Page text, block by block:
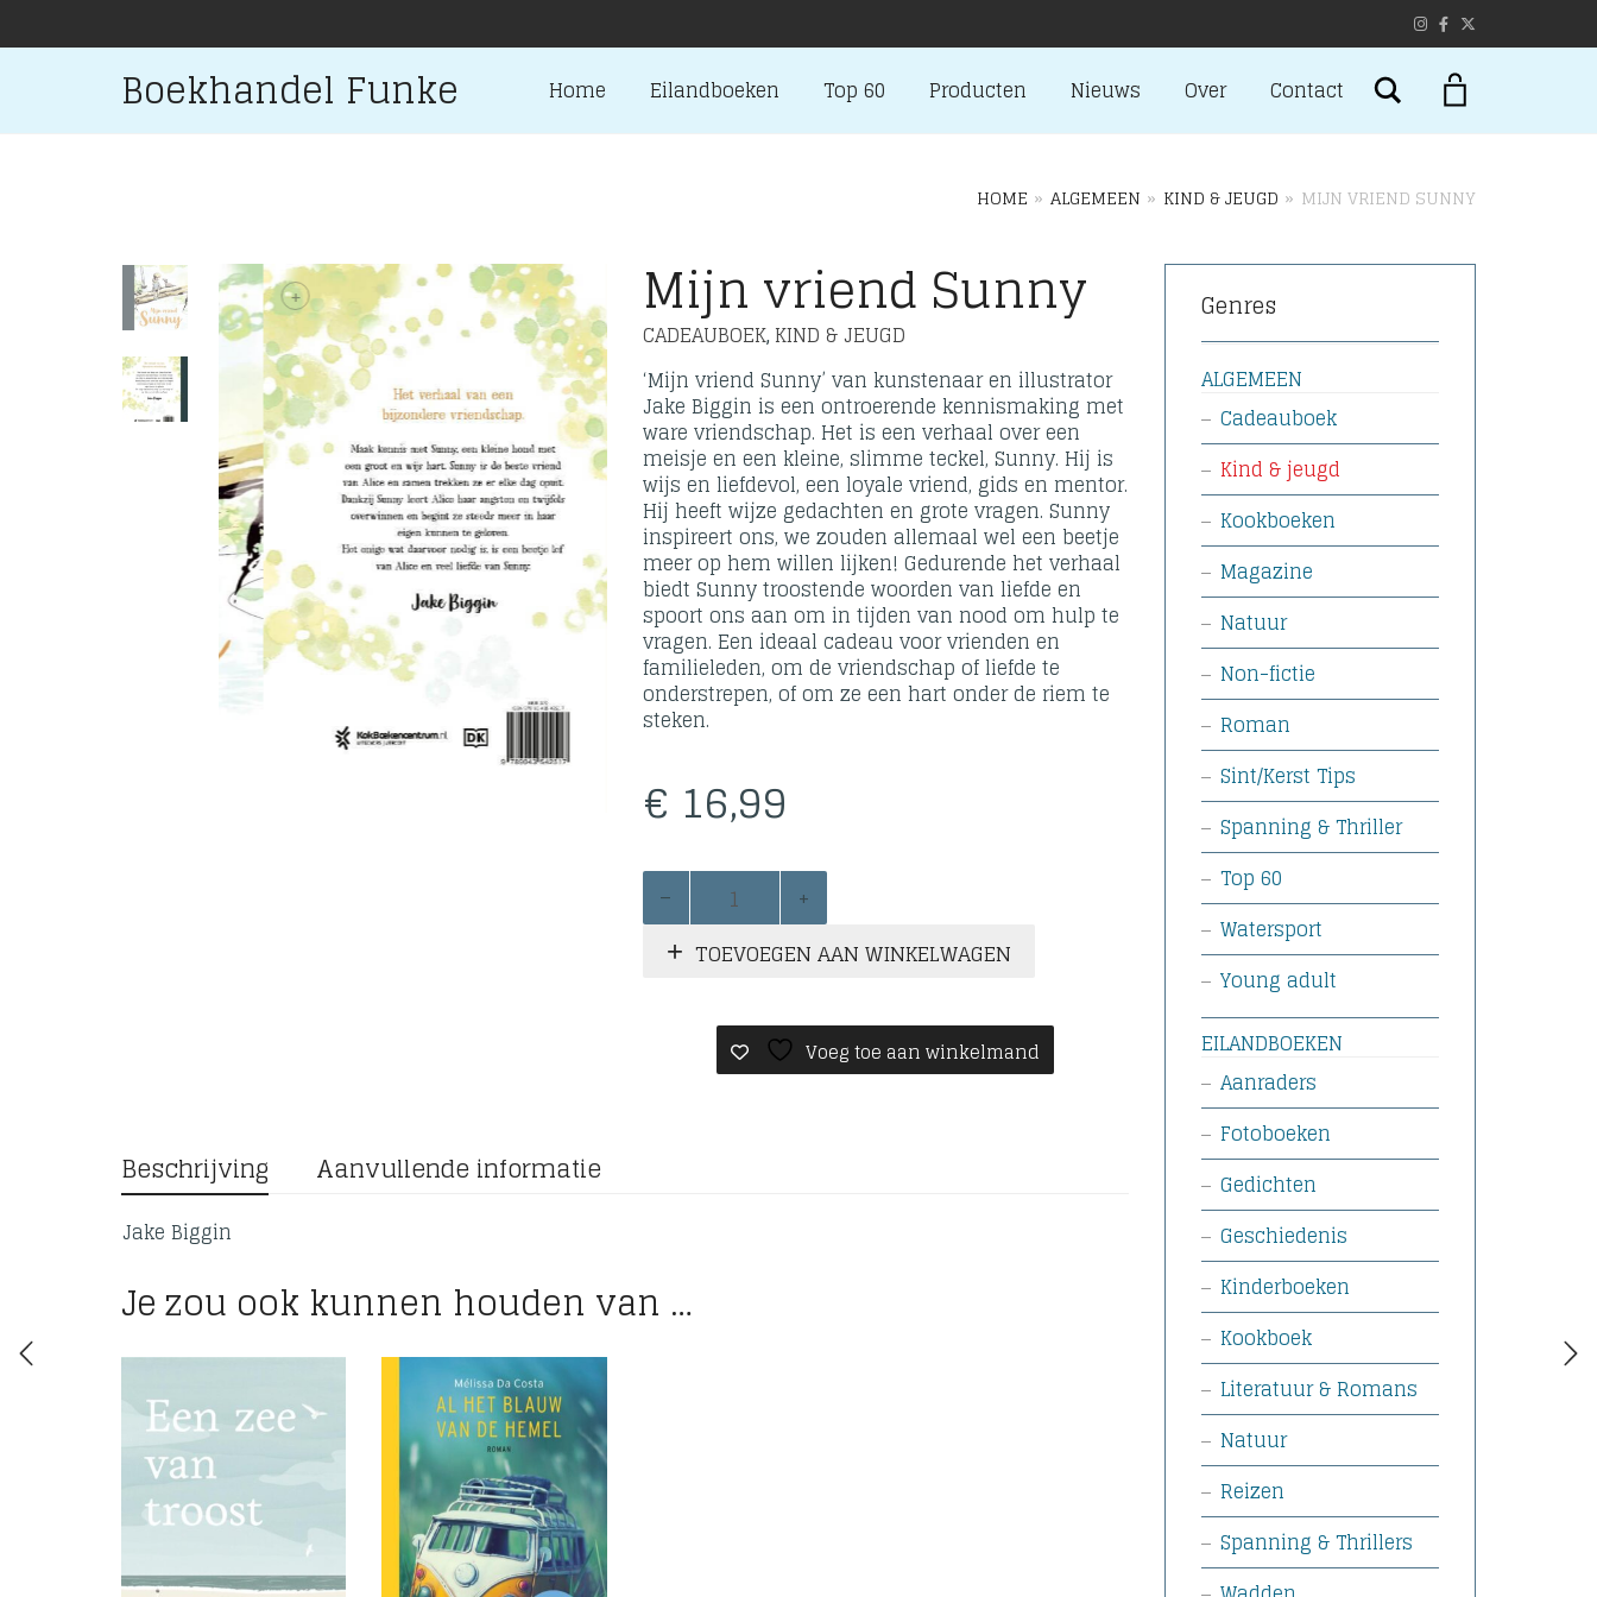
Boekhandel Funke Home Eilandboeken Top 60 Producten Nieuws Over Contact Search
HOME » ALGEMEEN » KIND & JEUGD » MIJN VRIEND SUNNY
+ Mijn vriend Sunny
CADEAUBOEK, KIND & JEUGD
‘Mijn vriend Sunny’ van kunstenaar en illustrator
Jake Biggin is een ontroerende kennismaking met
ware vriendschap. Het is een verhaal over een
meisje en een kleine, slimme teckel, Sunny. Hij is
wijs en liefdevol, een loyale vriend, gids en mentor.
Hij heeft wijze gedachten en grote vragen. Sunny
inspireert ons, we zouden allemaal wel een beetje
meer op hem willen lijken! Gedurende het verhaal
biedt Sunny troostende woorden van liefde en
spoort ons aan om in tijden van nood om hulp te
vragen. Een ideaal cadeau voor vrienden en
familieleden, om de vriendschap of liefde te
onderstrepen, of om ze een hart onder de riem te
steken.
€ 16,99
Mijn
vriend
Sunny
aantalTOEVOEGEN AAN WINKELWAGEN
Voeg toe aan winkelmand
Beschrijving Aanvullende informatie
Jake Biggin
Je zou ook kunnen houden van …
Genres
ALGEMEEN
Cadeauboek
Kind & jeugd
Kookboeken
Magazine
Natuur
Non-fictie
Roman
Sint/Kerst Tips
Spanning & Thriller
Top 60
Watersport
Young adult
EILANDBOEKEN
Aanraders
Fotoboeken
Gedichten
Geschiedenis
Kinderboeken
Kookboek
Literatuur & Romans
Natuur
Reizen
Spanning & Thrillers